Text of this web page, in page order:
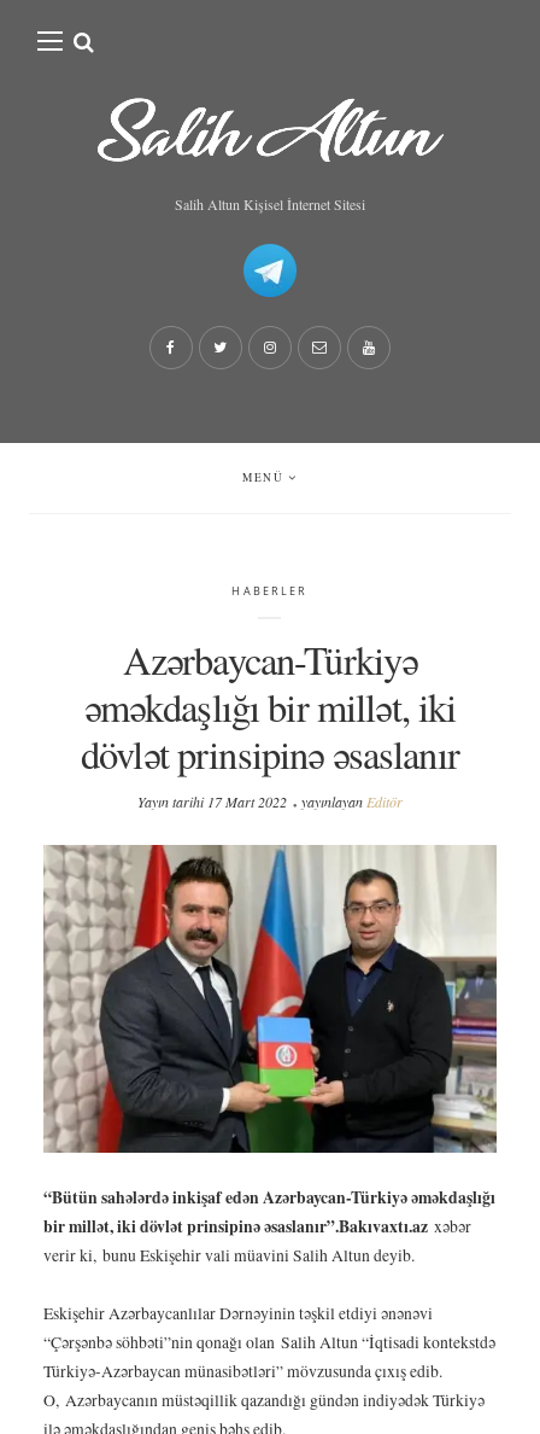
Salih Altun Kişisel İnternet Sitesi
MENÜ
HABERLER
Azərbaycan-Türkiyə
əməkdaşlığı bir millət, iki
dövlət prinsipinə əsaslanır
Yayın tarihi17 Mart 2022 yayınlayanEditör
“Bütün sahələrdə inkişaf edən Azərbaycan-Türkiyə əməkdaşlığı
bir millət, iki dövlət prinsipinə əsaslanır”.Bakıvaxtı.az xəbər
verir ki, bunu Eskişehir vali müavini Salih Altun deyib.
Eskişehir Azərbaycanlılar Dərnəyinin təşkil etdiyi ənənəvi
“Çərşənbə söhbəti”nin qonağı olan Salih Altun “İqtisadi kontekstdə
Türkiyə-Azərbaycan münasibətləri” mövzusunda çıxış edib.
O, Azərbaycanın müstəqillik qazandığı gündən indiyədək Türkiyə
ilə əməkdaşlığından geniş bəhs edib.